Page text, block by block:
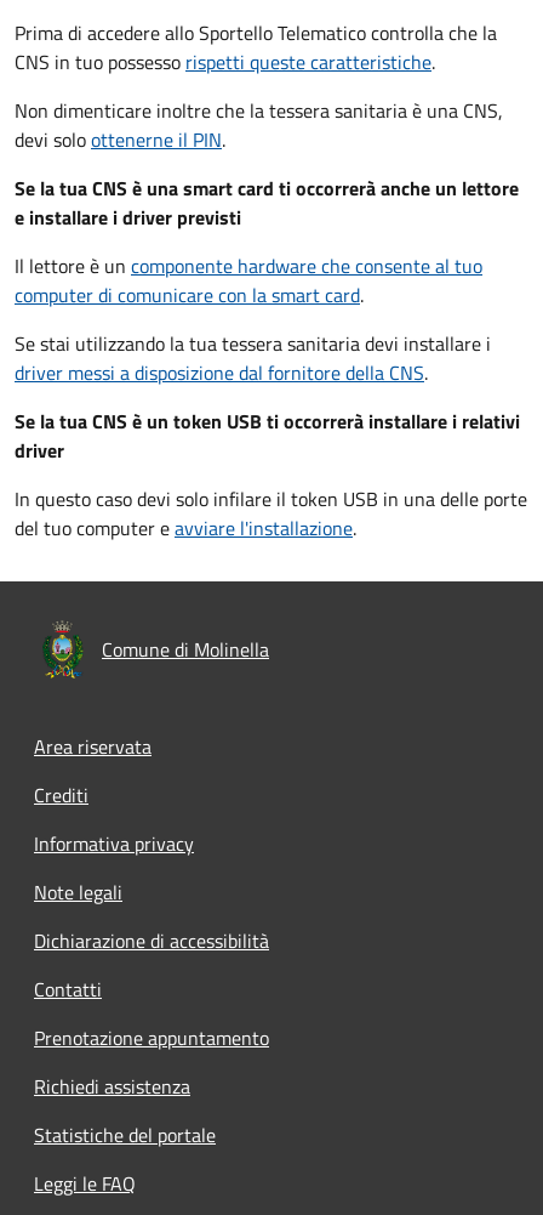
Prima di accedere allo Sportello Telematico controlla che la
CNS in tuo possesso rispetti queste caratteristiche.
Non dimenticare inoltre che la tessera sanitaria è una CNS,
devi soloottenerne il PIN.
Se la tua CNS è una smart card ti occorrerà anche un lettore
e installare i driver previsti
Il lettore è un componente hardware che consente al tuo
computer di comunicare con la smart card.
Se stai utilizzando la tua tessera sanitaria devi installare i
driver messi a disposizione dal fornitore della CNS.
Se la tua CNS è un token USB ti occorrerà installare i relativi
driver
In questo caso devi solo infilare il token USB in una delle porte
del tuo computer eavviare l'installazione.
Comune di Molinella
Area riservata
Crediti
Informativa privacy
Note legali
Dichiarazione di accessibilità
Contatti
Prenotazione appuntamento
Richiedi assistenza
Statistiche del portale
Leggi le FAQ